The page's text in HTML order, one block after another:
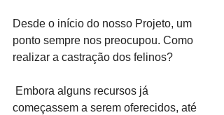
Desde o início do nosso Projeto, um
ponto sempre nos preocupou. Como
realizar a castração dos felinos?
começassem a serem oferecidos, até